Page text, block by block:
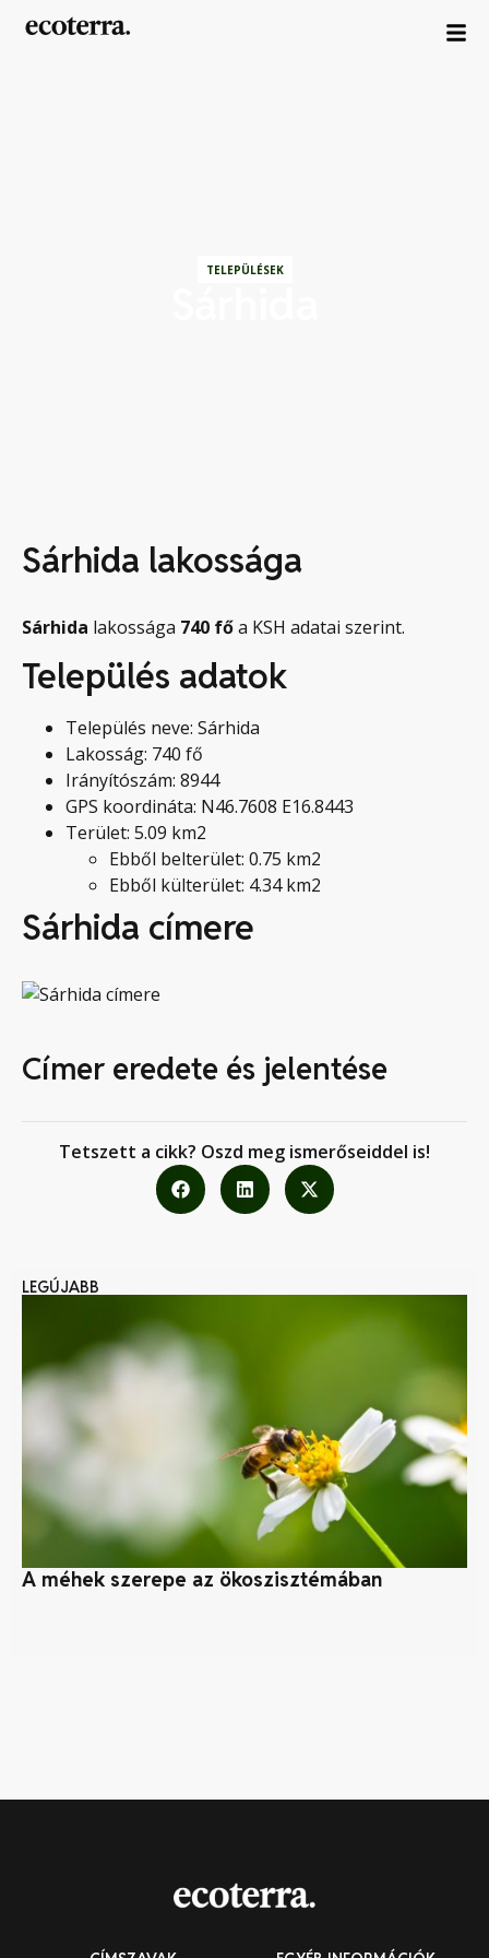
TELEPÜLÉSEK
Sárhida lakossága
Sárhida lakossága 740 főa KSH adatai szerint.
Település adatok
Település neve: Sárhida
Lakosság: 740 fő
Irányítószám: 8944
GPS koordináta: N46.7608 E16.8443
Terület: 5.09 km2
Ebből belterület: 0.75 km2
Ebből külterület: 4.34 km2
Sárhida címere
Címer eredete és jelentése
Tetszett a cikk? Oszd meg ismerőseiddel is!
LEGÚJABB
A méhek szerepe az ökoszisztémában